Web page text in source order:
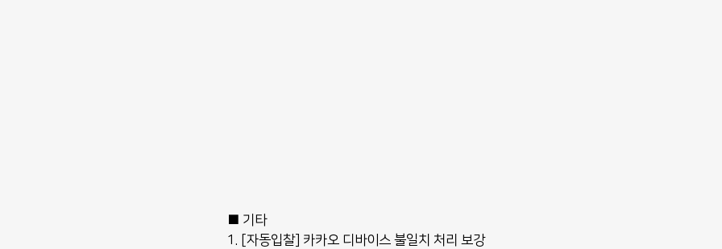
■ 기타
1. [자동입찰] 카카오 디바이스 불일치 처리 보강